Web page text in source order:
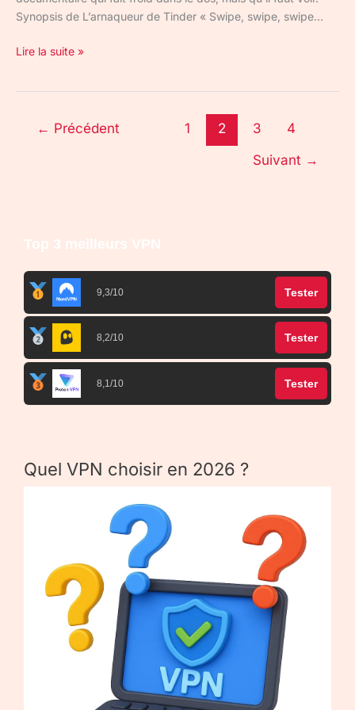
Synopsis de L’arnaqueur de Tinder « Swipe, swipe, swipe…
Lire la suite »
← Précédent 1 2 3
4
Suivant →
Top 3 meilleurs VPN
9,3/10 Tester
8,2/10 Tester
8,1/10 Tester
Quel VPN choisir en 2026 ?